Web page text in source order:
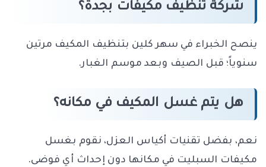
شركة تنظيف مكيفات بجدة؟
ينصح الخبراء في سهر كلين بتنظيف المكيف مرتين
سنوياً؛ قبل الصيف وبعد موسم الغبار.
هل يتم غسل المكيف في مكانه؟
نعم، بفضل تقنيات أكياس العزل، نقوم بغسل
مكيفات السبليت في مكانها دون إحداث أي فوضى.